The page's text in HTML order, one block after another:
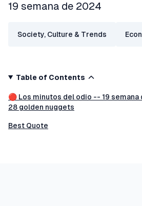
19 semana de 2024
Society, Culture & Trends
Table of Contents
🔴 Los minutos del odio -- 19
28 golden nuggets
Best Quote